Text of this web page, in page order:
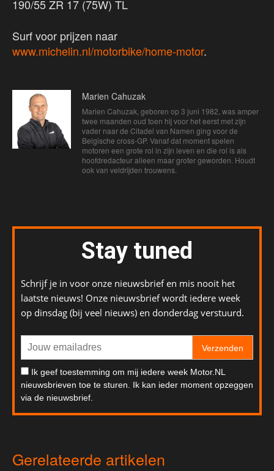
190/55 ZR 17 (75W) TL
Surf voor prijzen naar
www.michelin.nl/motorbike/home-motor.
Marien Cahuzak
Marien Cahuzak, geboren op 3 juni 1982, was amper
twee maanden oud toen hij voor het eerst met zijn
vader naar de Citadel van Namen ging voor de
Belgische cross-GP. Vanaf dat moment spelen
motoren een grote rol in zijn leven en die rol is als
hoofdredacteur alleen maar groter geworden. Houdt
ook van veldrijden trouwens.
Stay tuned
Schrijf je in voor onze nieuwsbrief en mis nooit het
laatste nieuws! Onze nieuwsbrief wordt iedere week
op dinsdag (bij veel nieuws) en donderdag verstuurd.
Verzenden
Ik geef toestemming om mij iedere week Motor.NL
nieuwsbrieven toe te sturen. Ik kan ieder moment opzeggen
via de nieuwsbrief.
Gerelateerde artikelen